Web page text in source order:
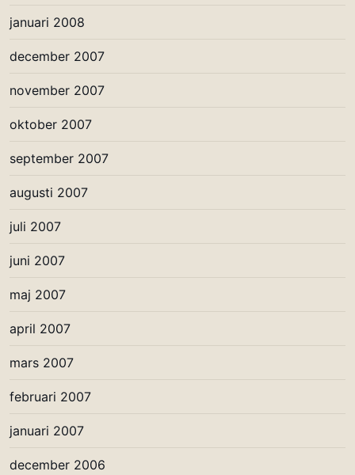
januari 2008
december 2007
november 2007
oktober 2007
september 2007
augusti 2007
juli 2007
juni 2007
maj 2007
april 2007
mars 2007
februari 2007
januari 2007
december 2006